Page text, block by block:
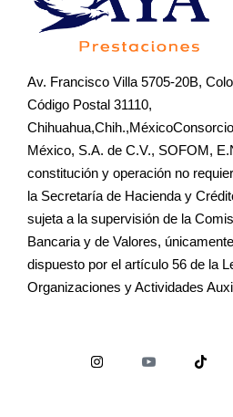
Av. Francisco Villa 5705-20B,
Código Postal 31110,
México, S.A. de C.V., SOFOM,
constitución y operación no
la Secretaría de Hacienda y
sujeta a la supervisión de la
Bancaria y de Valores,
dispuesto por el artículo 56 de la
Organizaciones y Actividades